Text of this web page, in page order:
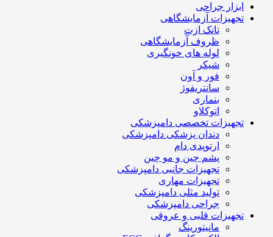
ابزار جراحی
تجهیزات آزمایشگاهی
تانک ازت
ظروف آزمایشگاهی
لوله های خونگیری
شیکر
فور و آون
سانتریفوژ
بنماری
اتوکلاو
تجهیزات تخصصی دامپزشکی
دندان پزشکی دامپزشکی
ارتوپدی دام
پشم چین و مو چین
تجهیزات جانبی دامپزشکی
تجهیزات مهاری
تولید مثلی دامپزشکی
جراحی دامپزشکی
تجهیزات قلبی و عروقی
مانیتورینگ